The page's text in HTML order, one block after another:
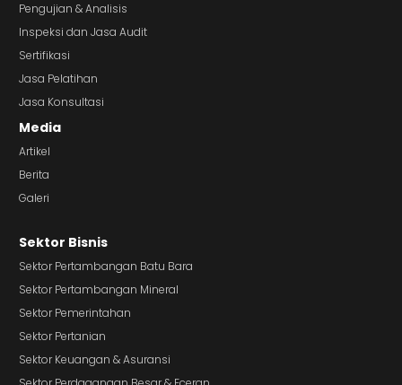
Pengujian & Analisis
Inspeksi dan Jasa Audit
Sertifikasi
Jasa Pelatihan
Jasa Konsultasi
Media
Artikel
Berita
Galeri
Sektor Bisnis
Sektor Pertambangan Batu Bara
Sektor Pertambangan Mineral
Sektor Pemerintahan
Sektor Pertanian
Sektor Keuangan & Asuransi